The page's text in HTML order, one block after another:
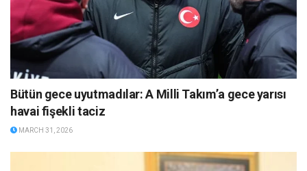
Bütün gece uyutmadılar: A Milli Takım’a gece yarısı
havai fişekli taciz
MARCH 31, 2026